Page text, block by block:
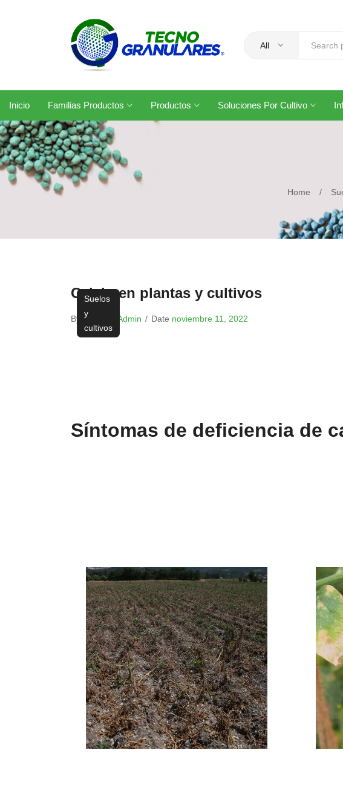
All
Inicio Familias Productos Productos Soluciones Por Cultivo
Home /
Calcio en plantas y cultivos
By TecnoG_Admin / Date noviembre 11, 2022
Suelos
y
cultivos
Síntomas de deficiencia de